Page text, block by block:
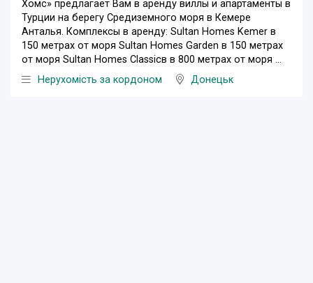
Хомс» предлагает Вам в аренду виллы и апартаменты в
Турции на берегу Средиземного моря в Кемере
Анталья. Комплексы в аренду: Sultan Homes Kemer в
150 метрах от моря Sultan Homes Garden в 150 метрах
от моря Sultan Homes Classicв в 800 метрах от моря ...
Нерухомість за кордоном
Донецьк